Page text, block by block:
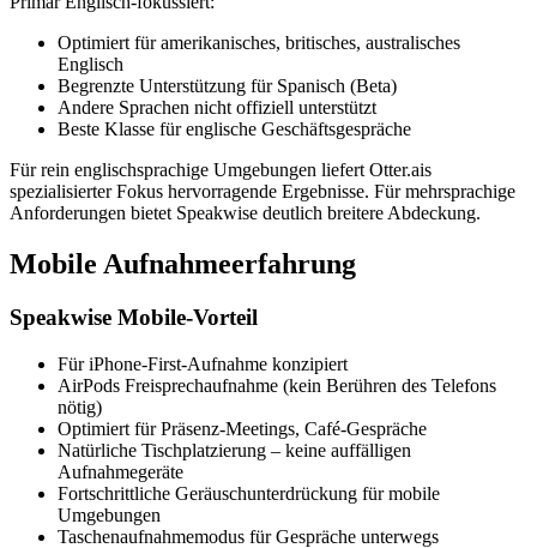
Optimiert für amerikanisches, britisches, australisches
Englisch
Begrenzte Unterstützung für Spanisch (Beta)
Andere Sprachen nicht offiziell unterstützt
Beste Klasse für englische Geschäftsgespräche
Für rein englischsprachige Umgebungen liefert Otter.ais
spezialisierter Fokus hervorragende Ergebnisse. Für mehrsprachige
Anforderungen bietet Speakwise deutlich breitere Abdeckung.
Mobile Aufnahmeerfahrung
Speakwise Mobile-Vorteil
Für iPhone-First-Aufnahme konzipiert
AirPods Freisprechaufnahme (kein Berühren des Telefons
nötig)
Optimiert für Präsenz-Meetings, Café-Gespräche
Natürliche Tischplatzierung – keine auffälligen
Aufnahmegeräte
Fortschrittliche Geräuschunterdrückung für mobile
Umgebungen
Taschenaufnahmemodus für Gespräche unterwegs